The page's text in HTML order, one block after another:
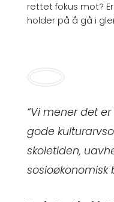
rettet fokus mot?
holder på å gå i
“Vi mener det
gode
skoletiden,
sosioøkonomisk